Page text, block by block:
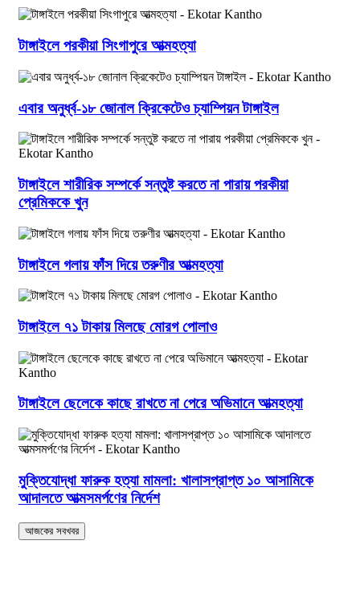
টাঙ্গাইলে পরকীয়া সিংগাপুরে আত্মহত্যা
এবার অনুর্ধ্ব-১৮ জোনাল ক্রিকেটেও চ্যাম্পিয়ন টাঙ্গাইল
টাঙ্গাইলে শারীরিক সম্পর্কে সন্তুষ্ট করতে না পারায় পরকীয়া
প্রেমিককে খুন
টাঙ্গাইলে গলায় ফাঁস দিয়ে তরুণীর আত্মহত্যা
টাঙ্গাইলে ৭১ টাকায় মিলছে মোরগ পোলাও
টাঙ্গাইলে ছেলেকে কাছে রাখতে না পেরে অভিমানে আত্মহত্যা
মুক্তিযোদ্ধা ফারুক হত্যা মামলা: খালাসপ্রাপ্ত ১০ আসামিকে
আদালতে আত্মসমর্পণের নির্দেশ